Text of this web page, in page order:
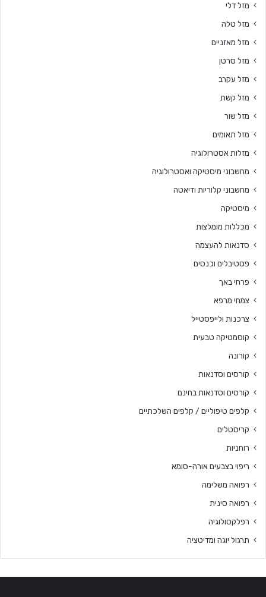
מזל דלי
מזל טלה
מזל מאזניים
מזל סרטן
מזל עקרב
מזל קשת
מזל שור
מזל תאומים
מזלות אסטרולוגיה
מחשבוני מיסטיקה ואסטרולוגיה
מחשבוני קלוריות ודיאטה
מיסטיקה
מכללות מומלצות
סדנאות להעצמה
פסטיבלים וכנסים
פרחי באך
צמחי מרפא
צרכנות ולייפסטייל
קוסמטיקה טבעית
קורונה
קורסים וסדנאות
קורסים וסדנאות בחינם
קלפים טיפוליים / קלפים השלכתיים
קריסטלים
רוחניות
ריפוי בצבעים אורה-סומא
רפואה משלימה
רפואה סינית
רפלקסולוגיה
תרגול יוגה ומדיטציה